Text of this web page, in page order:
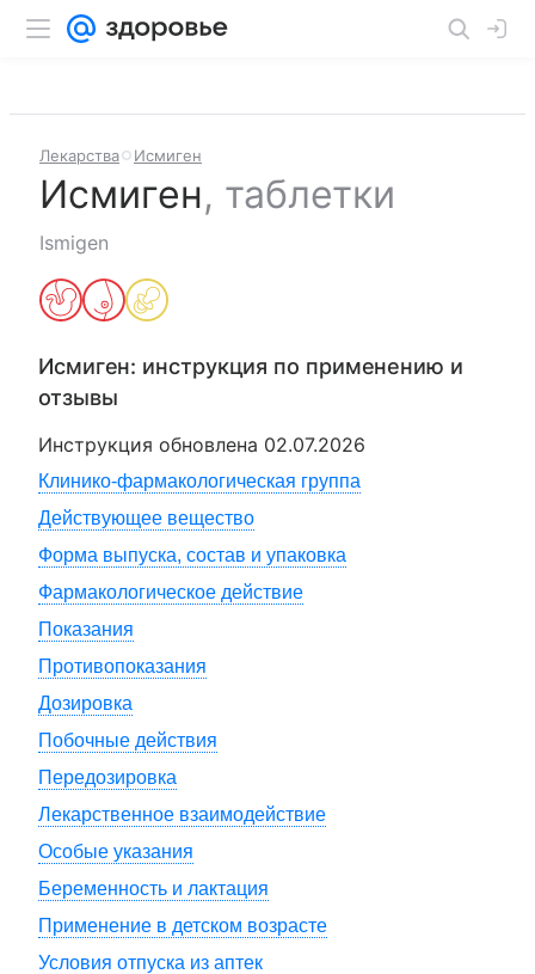
Лекарства Исмиген
Исмиген, таблетки
Ismigen
Исмиген: инструкция по применению и
отзывы
Инструкция обновлена 02.07.2026
Клинико-фармакологическая группа
Действующее вещество
Форма выпуска, состав и упаковка
Фармакологическое действие
Показания
Противопоказания
Дозировка
Побочные действия
Передозировка
Лекарственное взаимодействие
Особые указания
Беременность и лактация
Применение в детском возрасте
Условия отпуска из аптек